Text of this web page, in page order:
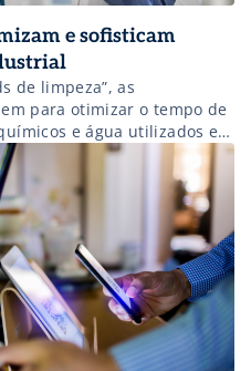
e sofisticam
de limpeza”, as
para otimizar o tempo de
e água utilizados e